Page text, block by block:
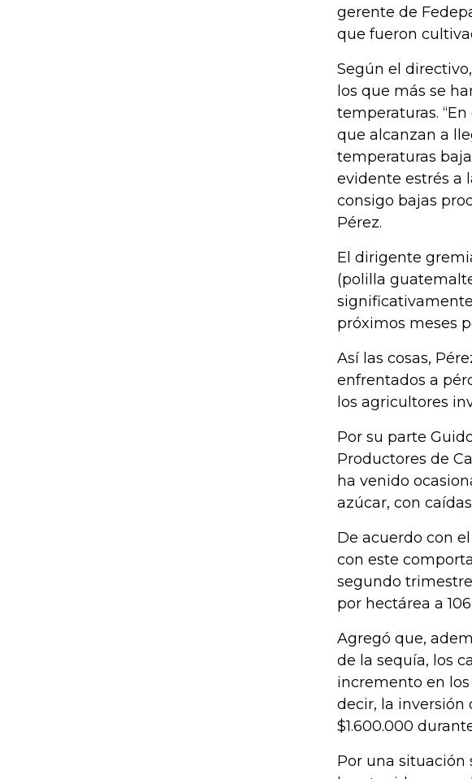
gerente de
que fueron
Según el
los que más se
temperaturas.
que alcanzan a
temperaturas
evidente estrés a
consigo bajas
Pérez.
El dirigente
(polilla
próximos meses
Así las cosas,
enfrentados a
los agricultores
Por su parte
Productores de
ha venido
azúcar, con
De acuerdo con
con este
segundo
por hectárea a
Agregó que,
de la sequía, los
incremento en
decir, la inversión
$1.600.000
Por una situación